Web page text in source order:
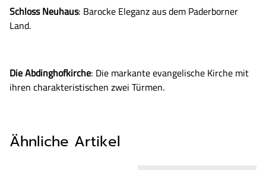
​Schloss Neuhaus: Barocke Eleganz aus dem Paderborner
Land.
​Die Abdinghofkirche: Die markante evangelische Kirche mit
ihren charakteristischen zwei Türmen.
Ähnliche Artikel